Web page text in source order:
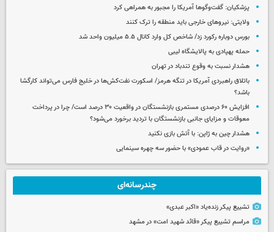
پزشکیان: گفت‌وگوها آمریکا را مجبور به همراهی کرد
ولایتی: نیروهای خارجی باید منطقه را ترک کنند
بورس دوباره رکورد زد/ شاخص کل وارد کانال ۵.۵ میلیون واحد شد
حمله پهپادی به پالایشگاه لیبی
هشدار نسبت به وقوع تندباد در تهران
باتلاق راهبردی آمریکا در تنگه هرمز/ اسکورت نفت‌کش‌ها در خلیج فارس می‌تواند کارگشا
باشد؟
افزایش ۶۰ درصدی مستمری‌ بازنشستگان در واقعیت ۳۰ درصد است/ چرا در پرداخت
معوقات و مزایای جانبی بازنشستگان با تردید برخورد می‌شود؟
هشدار چین به ژاپن: با آتش بازی نکنید
«روایت در قاب عمودی» با حضور سه چهره سینمایی
چندرسانه‌ای
تشییع پیکر زنده‌یاد «اکبر عبدی»
مراسم تشییع پیکر «قائد شهید امت» در مشهد